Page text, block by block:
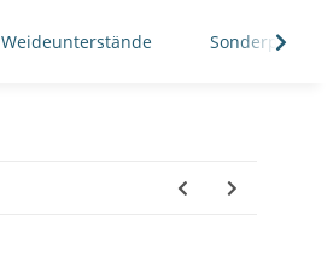
Weideunterstände Sonderposten